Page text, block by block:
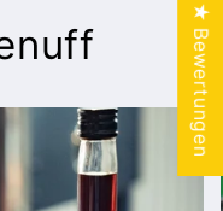
★ Bewertungen